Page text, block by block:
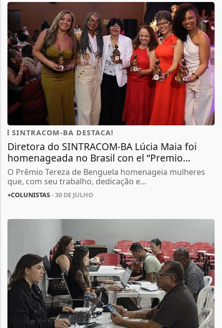
SINTRACOM-BA DESTACA!
Diretora do SINTRACOM-BA Lúcia Maia foi
homenageada no Brasil con el “Premio...
O Prêmio Tereza de Benguela homenageia mulheres
que, com seu trabalho, dedicação e...
+COLUNISTAS- 30 DE JULHO